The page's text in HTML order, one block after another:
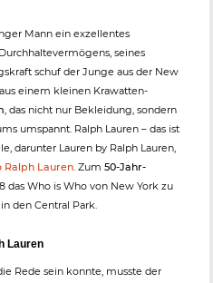
Mann ein exzellentes
seines
schuf der Junge aus der New
einem kleinen Krawatten-
, das nicht nur Bekleidung, sondern
umspannt. Ralph Lauren – das ist
darunter Lauren by Ralph Lauren,
Ralph Lauren. Zum 50-Jahr-
das Who is Who von New York zu
den Central Park.
Lauren
Rede sein konnte, musste der